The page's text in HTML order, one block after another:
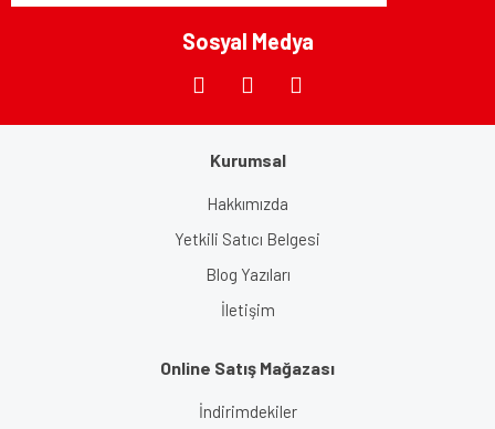
Sosyal Medya
Kurumsal
Hakkımızda
Yetkili Satıcı Belgesi
Blog Yazıları
İletişim
Online Satış Mağazası
İndirimdekiler